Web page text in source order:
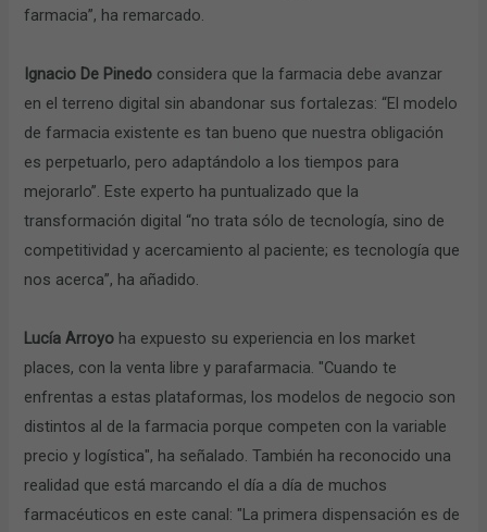
farmacia”, ha remarcado.
Ignacio De Pinedo considera que la farmacia debe avanzar
en el terreno digital sin abandonar sus fortalezas: “El modelo
de farmacia existente es tan bueno que nuestra obligación
es perpetuarlo, pero adaptándolo a los tiempos para
mejorarlo”. Este experto ha puntualizado que la
transformación digital “no trata sólo de tecnología, sino de
competitividad y acercamiento al paciente; es tecnología que
nos acerca”, ha añadido.
Lucía Arroyo ha expuesto su experiencia en los market
places, con la venta libre y parafarmacia. "Cuando te
enfrentas a estas plataformas, los modelos de negocio son
distintos al de la farmacia porque competen con la variable
precio y logística", ha señalado. También ha reconocido una
realidad que está marcando el día a día de muchos
farmacéuticos en este canal: "La primera dispensación es de